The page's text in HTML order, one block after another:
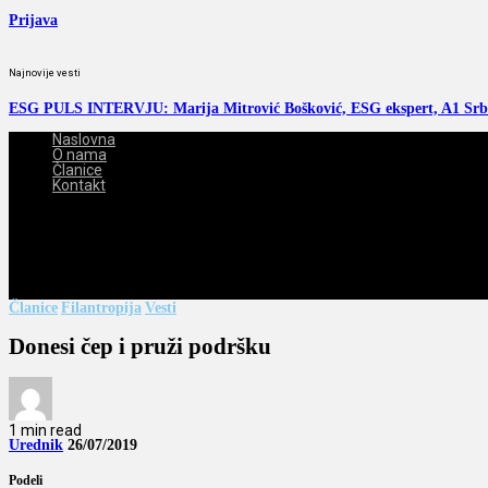
Prijava
Najnovije vesti
ESG PULS INTERVJU: Marija Mitrović Bošković, ESG ekspert, A1
Naslovna
O nama
Članice
Kontakt
Članice Filantropija Vesti
Donesi čep i pruži podršku
1 min read
Urednik 26/07/2019
Podeli